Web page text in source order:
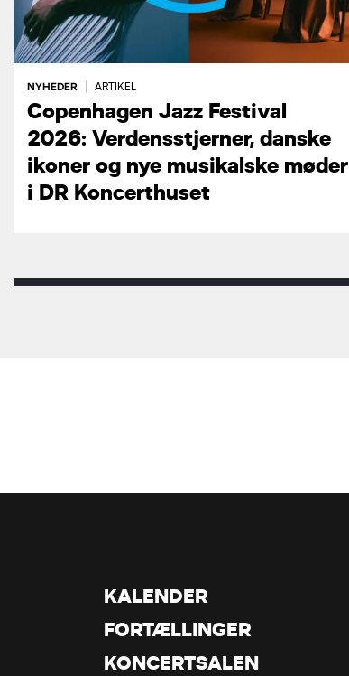
NYHEDER ARTIKEL
Copenhagen Jazz Festival
2026: Verdensstjerner, danske
ikoner og nye musikalske møder
i DR Koncerthuset
KALENDER
FORTÆLLINGER
KONCERTSALEN